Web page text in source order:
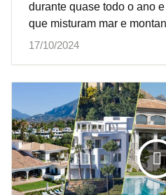
durante quase todo o ano
que misturam mar e
17/10/2024